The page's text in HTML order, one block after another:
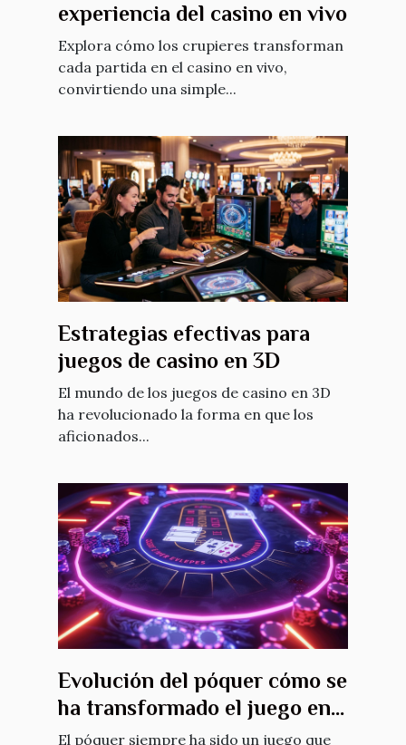
experiencia del casino en vivo
Explora cómo los crupieres transforman
cada partida en el casino en vivo,
convirtiendo una simple...
Estrategias efectivas para
juegos de casino en 3D
El mundo de los juegos de casino en 3D
ha revolucionado la forma en que los
aficionados...
Evolución del póquer cómo se
ha transformado el juego en
la era digital
El póquer siempre ha sido un juego que